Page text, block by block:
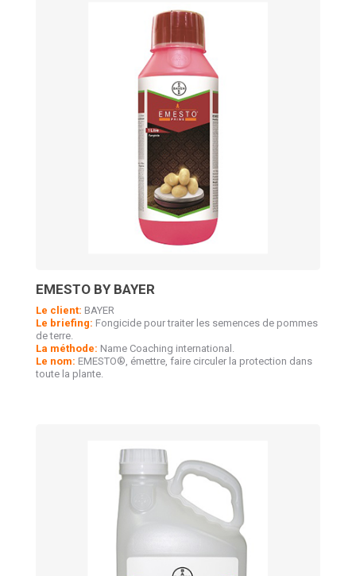
EMESTO BY BAYER
Le client: BAYER
Le briefing: Fongicide pour traiter les semences de pommes
de terre.
La méthode: Name Coaching international.
Le nom: EMESTO®, émettre, faire circuler la protection dans
toute la plante.